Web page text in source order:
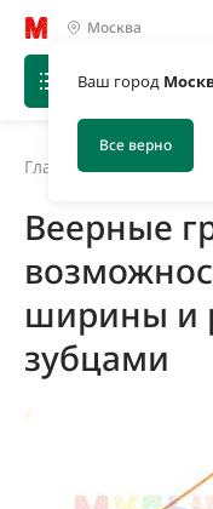
Москва
Ваш город
Все верно
Главная
Веерные
ширины и
зубцами